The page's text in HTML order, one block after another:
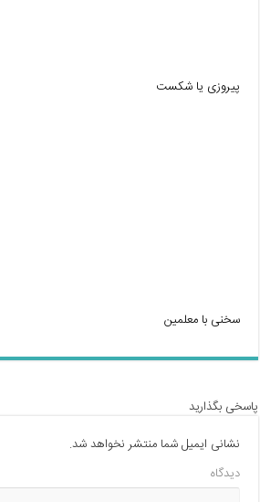
پیروزی یا شکست
سخنی با معلمین
پاسخی بگذارید
نشانی ایمیل شما منتشر نخواهد شد.
دیدگاه